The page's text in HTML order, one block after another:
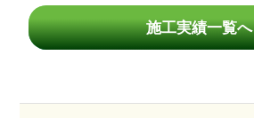
施工実績一覧へ